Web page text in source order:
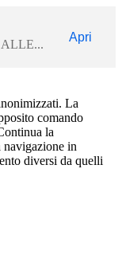
Apri
La
comando
la
in
diversi da quelli